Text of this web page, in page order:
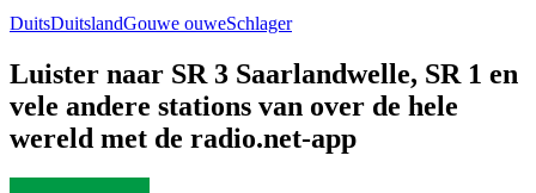
DuitsDuitslandGouwe ouweSchlager
Luister naar SR 3 Saarlandwelle, SR 1 en
vele andere stations van over de hele
wereld met de radio.net-app